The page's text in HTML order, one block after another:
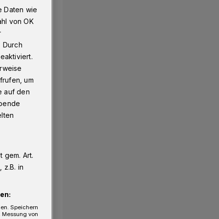
Daten wie
von OK
Durch
um
auf den
gem. Art.
z.B. in
Speichern
von